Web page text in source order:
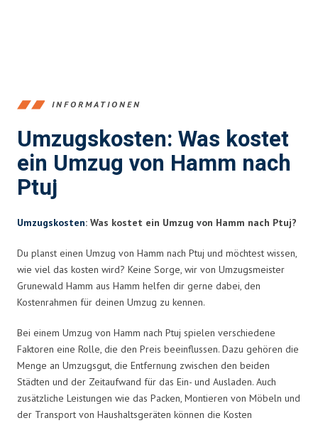
INFORMATIONEN
Umzugskosten: Was kostet
ein Umzug von Hamm nach
Ptuj
Umzugskosten: Was kostet ein Umzug von Hamm nach Ptuj?
Du planst einen Umzug von Hamm nach Ptuj und möchtest wissen,
wie viel das kosten wird? Keine Sorge, wir von Umzugsmeister
Grunewald Hamm aus Hamm helfen dir gerne dabei, den
Kostenrahmen für deinen Umzug zu kennen.
Bei einem Umzug von Hamm nach Ptuj spielen verschiedene
Faktoren eine Rolle, die den Preis beeinflussen. Dazu gehören die
Menge an Umzugsgut, die Entfernung zwischen den beiden
Städten und der Zeitaufwand für das Ein- und Ausladen. Auch
zusätzliche Leistungen wie das Packen, Montieren von Möbeln und
der Transport von Haushaltsgeräten können die Kosten